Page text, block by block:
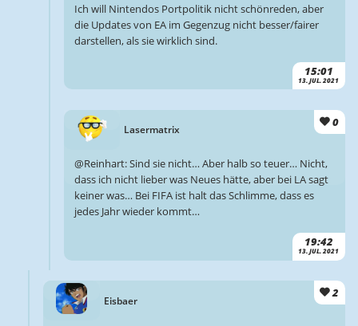
15:01
13. JUL. 2021
Ich will Nintendos Portpolitik nicht schönreden, aber
die Updates von EA im Gegenzug nicht besser/fairer
darstellen, als sie wirklich sind.
Lasermatrix
0
19:42
13. JUL. 2021
@Reinhart: Sind sie nicht… Aber halb so teuer… Nicht,
dass ich nicht lieber was Neues hätte, aber bei LA sagt
keiner was… Bei FIFA ist halt das Schlimme, dass es
jedes Jahr wieder kommt…
Eisbaer
2